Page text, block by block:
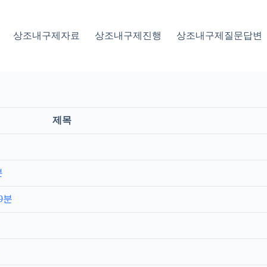
상조내구제자료 상조내구제진행 상조내구제질문답변
제목
분